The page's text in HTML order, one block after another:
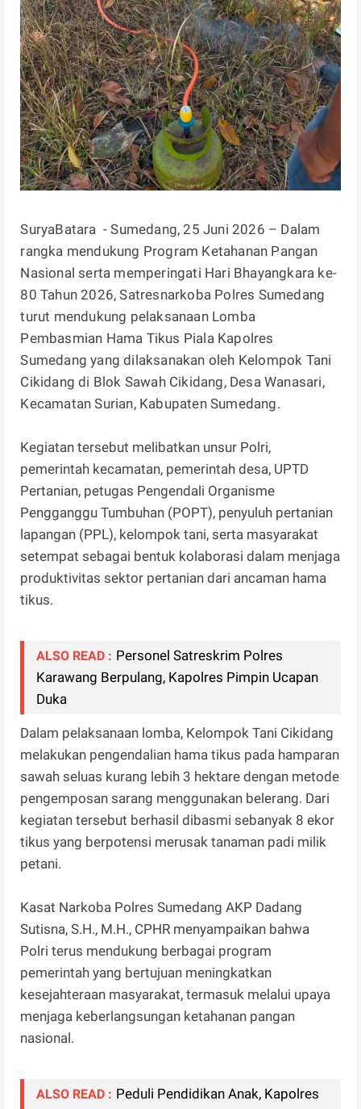
SuryaBatara - Sumedang, 25 Juni 2026 – Dalam
rangka mendukung Program Ketahanan Pangan
Nasional serta memperingati Hari Bhayangkara ke-
80 Tahun 2026, Satresnarkoba Polres Sumedang
turut mendukung pelaksanaan Lomba
Pembasmian Hama Tikus Piala Kapolres
Sumedang yang dilaksanakan oleh Kelompok Tani
Cikidang di Blok Sawah Cikidang, Desa Wanasari,
Kecamatan Surian, Kabupaten Sumedang.
Kegiatan tersebut melibatkan unsur Polri,
pemerintah kecamatan, pemerintah desa, UPTD
Pertanian, petugas Pengendali Organisme
Pengganggu Tumbuhan (POPT), penyuluh pertanian
lapangan (PPL), kelompok tani, serta masyarakat
setempat sebagai bentuk kolaborasi dalam menjaga
produktivitas sektor pertanian dari ancaman hama
tikus.
ALSO READ : Personel Satreskrim Polres
Karawang Berpulang, Kapolres Pimpin Ucapan
Duka
Dalam pelaksanaan lomba, Kelompok Tani Cikidang
melakukan pengendalian hama tikus pada hamparan
sawah seluas kurang lebih 3 hektare dengan metode
pengemposan sarang menggunakan belerang. Dari
kegiatan tersebut berhasil dibasmi sebanyak 8 ekor
tikus yang berpotensi merusak tanaman padi milik
petani.
Kasat Narkoba Polres Sumedang AKP Dadang
Sutisna, S.H., M.H., CPHR menyampaikan bahwa
Polri terus mendukung berbagai program
pemerintah yang bertujuan meningkatkan
kesejahteraan masyarakat, termasuk melalui upaya
menjaga keberlangsungan ketahanan pangan
nasional.
ALSO READ : Peduli Pendidikan Anak, Kapolres